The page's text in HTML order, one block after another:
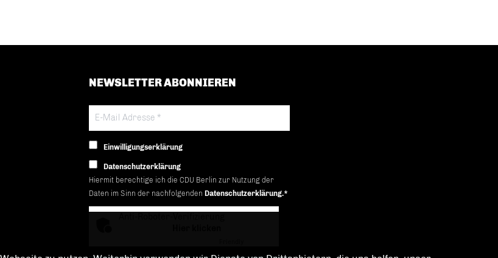
NEWSLETTER ABONNIEREN
Einwilligungserklärung
Datenschutzerklärung
Hiermit berechtige ich die CDU Berlin zur Nutzung der
Daten im Sinn der nachfolgenden Datenschutzerklärung.*